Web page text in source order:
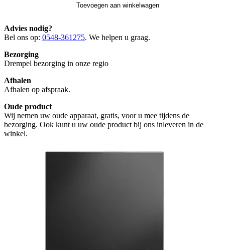
Toevoegen aan winkelwagen
Advies nodig?
Bel ons op: 0548-361275. We helpen u graag.
Bezorging
Drempel bezorging in onze regio
Afhalen
Afhalen op afspraak.
Oude product
Wij nemen uw oude apparaat, gratis, voor u mee tijdens de
bezorging. Ook kunt u uw oude product bij ons inleveren in de
winkel.